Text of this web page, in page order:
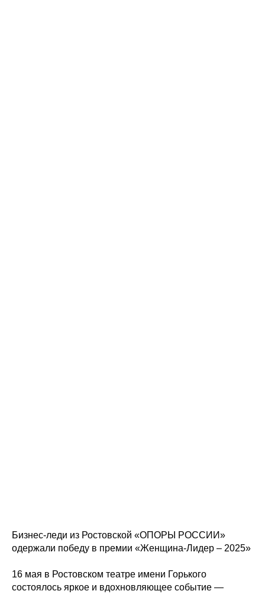
Бизнес-леди из Ростовской «ОПОРЫ РОССИИ»
одержали победу в премии «Женщина-Лидер – 2025»
16 мая в Ростовском театре имени Горького
состоялось яркое и вдохновляющее событие —